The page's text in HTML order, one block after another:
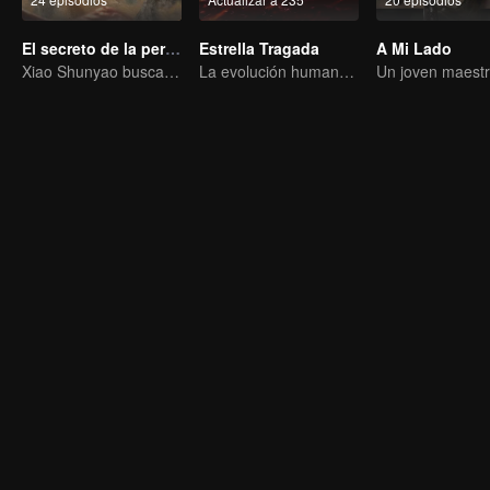
El secreto de la perla perdida
Xiao Shunyao busca un tesoro para romper la maldición de sangre
Estrella Tragada
La evolución humana es la única respuesta.
A Mi Lado